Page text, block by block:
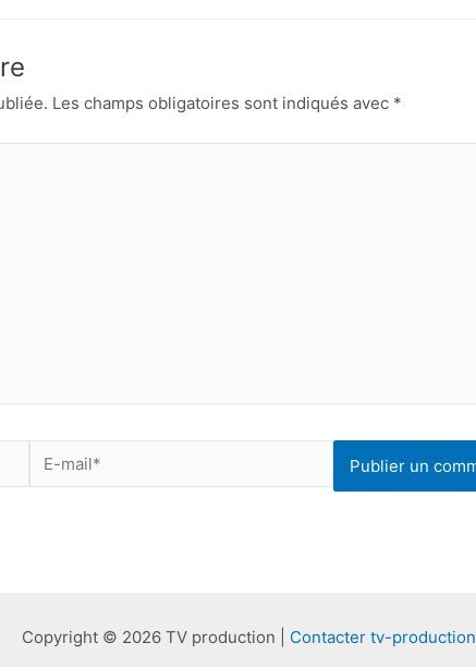
Les champs obligatoires sont indiqués avec *
E-
mail*
Copyright © 2026 TV production | Contacter tv-production